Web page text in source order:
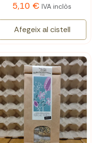
5,10 € IVA inclòs
Afegeix al cistell